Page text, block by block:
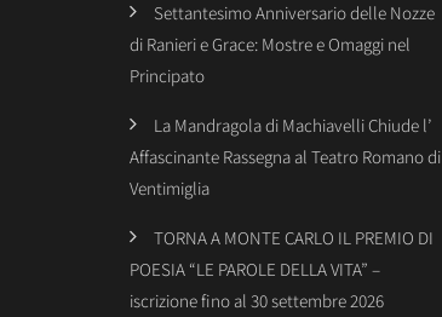
Settantesimo Anniversario delle Nozze
di Ranieri e Grace: Mostre e Omaggi nel
Principato
La Mandragola di Machiavelli Chiude l’
Affascinante Rassegna al Teatro Romano di
Ventimiglia
TORNA A MONTE CARLO IL PREMIO DI
POESIA “LE PAROLE DELLA VITA” –
iscrizione fino al 30 settembre 2026